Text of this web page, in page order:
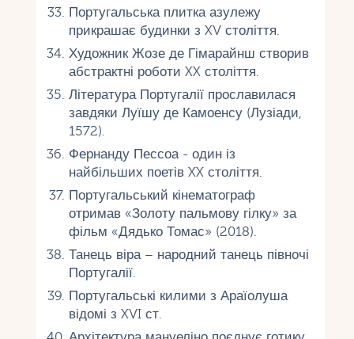
Португальська плитка азулежу
прикрашає будинки з XV століття.
Художник Жозе де Гімарайнш створив
абстрактні роботи XX століття.
Література Португалії прославилася
завдяки Луїшу де Камоенсу (Лузіади,
1572).
Фернанду Пессоа - один із
найбільших поетів XX століття.
Португальський кінематограф
отримав «Золоту пальмову гілку» за
фільм «Дядько Томас» (2018).
Танець віра – народний танець півночі
Португалії.
Португальські килими з Араїолуша
відомі з XVI ст.